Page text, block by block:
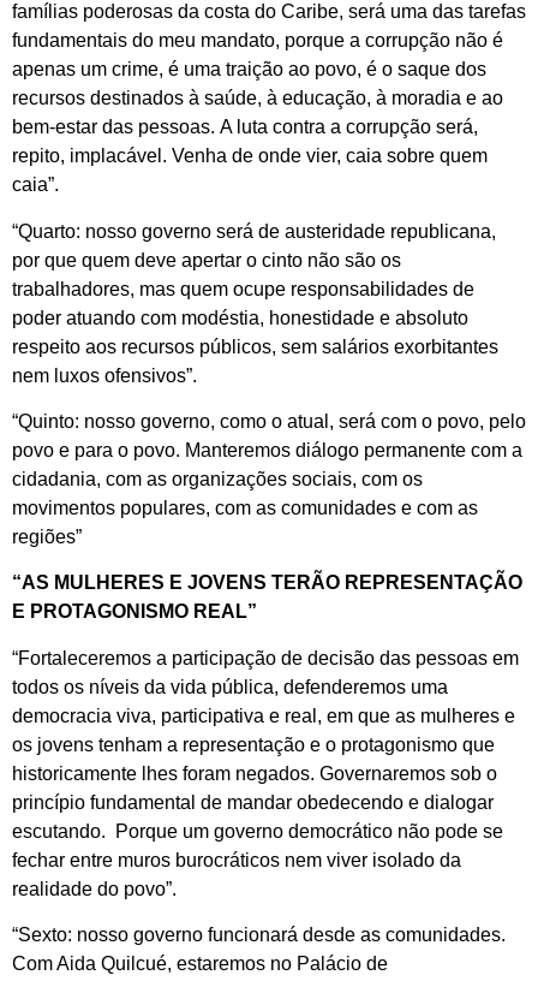
famílias poderosas da costa do Caribe, será uma das tarefas
fundamentais do meu mandato, porque a corrupção não é
apenas um crime, é uma traição ao povo, é o saque dos
recursos destinados à saúde, à educação, à moradia e ao
bem-estar das pessoas. A luta contra a corrupção será,
repito, implacável. Venha de onde vier, caia sobre quem
caia”.
“Quarto: nosso governo será de austeridade republicana,
por que quem deve apertar o cinto não são os
trabalhadores, mas quem ocupe responsabilidades de
poder atuando com modéstia, honestidade e absoluto
respeito aos recursos públicos, sem salários exorbitantes
nem luxos ofensivos”.
“Quinto: nosso governo, como o atual, será com o povo, pelo
povo e para o povo. Manteremos diálogo permanente com a
cidadania, com as organizações sociais, com os
movimentos populares, com as comunidades e com as
regiões”
“AS MULHERES E JOVENS TERÃO REPRESENTAÇÃO
E PROTAGONISMO REAL”
“Fortaleceremos a participação de decisão das pessoas em
todos os níveis da vida pública, defenderemos uma
democracia viva, participativa e real, em que as mulheres e
os jovens tenham a representação e o protagonismo que
historicamente lhes foram negados. Governaremos sob o
princípio fundamental de mandar obedecendo e dialogar
escutando. Porque um governo democrático não pode se
fechar entre muros burocráticos nem viver isolado da
realidade do povo”.
“Sexto: nosso governo funcionará desde as comunidades.
Com Aida Quilcué, estaremos no Palácio de